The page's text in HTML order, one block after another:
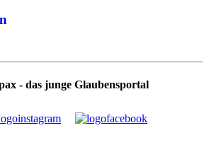
- das junge Glaubensportal